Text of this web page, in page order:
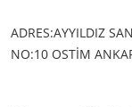
ADRES:AYYILDIZ
NO:10 OSTİM